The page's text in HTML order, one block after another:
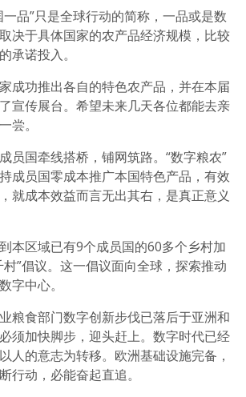
品”只是全球行动的简称，一品或是数
决于具体国家的农产品经济规模，比较
承诺投入。
成功推出各自的特色农产品，并在本届
宣传展台。希望未来几天各位都能去亲
尝。
员国牵线搭桥，铺网筑路。“数字粮农”
成员国零成本推广本国特色产品，有效
就成本效益而言无出其右，是真正意义
本区域已有9个成员国的60多个乡村加
村”倡议。这一倡议面向全球，探索推动
字中心。
粮食部门数字创新步伐已落后于亚洲和
须加快脚步，迎头赶上。数字时代已经
人的意志为转移。欧洲基础设施完备，
行动，必能奋起直追。